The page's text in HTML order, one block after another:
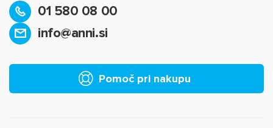
01 580 08 00
info@anni.si
Pomoč pri nakupu
Prijava
Za dodajanje na seznam želja morate biti prijavljeni.